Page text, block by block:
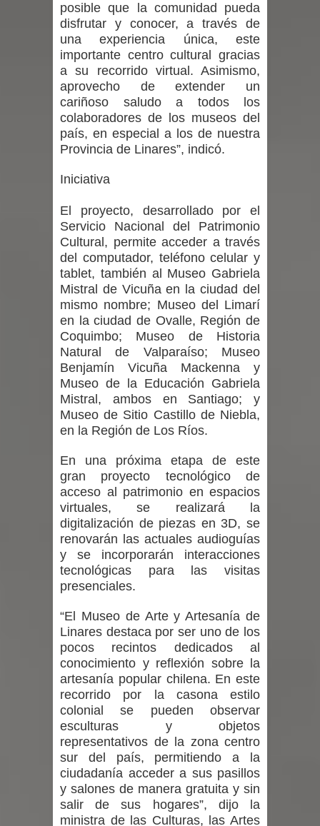
de la provincia de Linares
Municipalidad de Curicó apuesta a la
innovación en tecnología educativa
con nuevas pantallas interactivas del
Colegio El Boldo
Se activa Código Azul en Talca ante
las bajas temperaturas
nacional en gasto por viajes y
traslados con $133 millones
Dos internos intentaron escapar por
un forado desde la cárcel de Talca
posible que la comunidad pueda
disfrutar y conocer, a través de
una experiencia única, este
importante centro cultural gracias
a su recorrido virtual. Asimismo,
aprovecho de extender un
cariñoso saludo a todos los
colaboradores de los museos del
país, en especial a los de nuestra
Provincia de Linares”, indicó.
Iniciativa
El proyecto, desarrollado por el
Servicio Nacional del Patrimonio
Cultural, permite acceder a través
del computador, teléfono celular y
tablet, también al Museo Gabriela
Mistral de Vicuña en la ciudad del
mismo nombre; Museo del Limarí
en la ciudad de Ovalle, Región de
Coquimbo; Museo de Historia
Natural de Valparaíso; Museo
Benjamín Vicuña Mackenna y
Museo de la Educación Gabriela
Mistral, ambos en Santiago; y
Museo de Sitio Castillo de Niebla,
en la Región de Los Ríos.
En una próxima etapa de este
gran proyecto tecnológico de
acceso al patrimonio en espacios
virtuales, se realizará la
digitalización de piezas en 3D, se
renovarán las actuales audioguías
y se incorporarán interacciones
tecnológicas para las visitas
presenciales.
“El Museo de Arte y Artesanía de
Linares destaca por ser uno de los
pocos recintos dedicados al
conocimiento y reflexión sobre la
artesanía popular chilena. En este
recorrido por la casona estilo
colonial se pueden observar
esculturas y objetos
representativos de la zona centro
sur del país, permitiendo a la
ciudadanía acceder a sus pasillos
y salones de manera gratuita y sin
salir de sus hogares”, dijo la
ministra de las Culturas, las Artes